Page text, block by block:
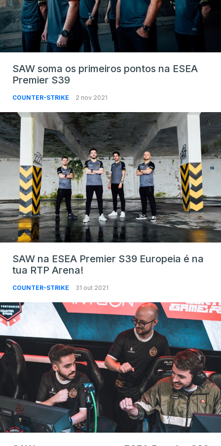
SAW soma os primeiros pontos na ESEA
Premier S39
COUNTER-STRIKE 2 nov 2021
SAW na ESEA Premier S39 Europeia é na
tua RTP Arena!
COUNTER-STRIKE 31 out 2021